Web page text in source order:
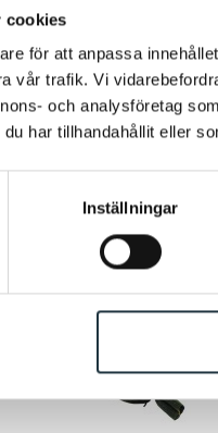
cookies
för att anpassa
vår trafik. Vi
och analysföretag
har tillhandahållit eller
Inställningar